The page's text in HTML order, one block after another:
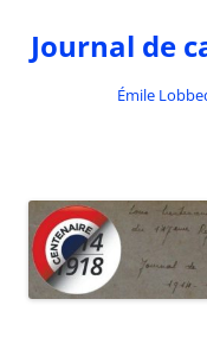
contenu
Journal de
Émile